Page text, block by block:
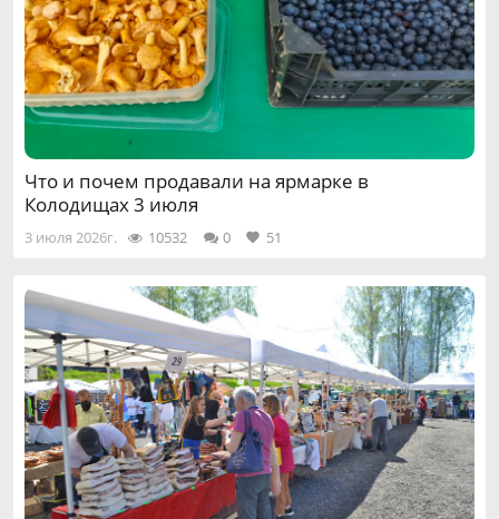
Что и почем продавали на ярмарке в
Колодищах 3 июля
3 июля 2026г. 10532 0 51